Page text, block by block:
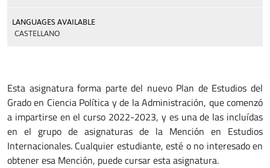
LANGUAGES AVAILABLE
CASTELLANO
Esta asignatura forma parte del nuevo Plan de Estudios del
Grado en Ciencia Política y de la Administración, que comenzó
a impartirse en el curso 2022-2023, y es una de las incluídas
en el grupo de asignaturas de la Mención en Estudios
Internacionales. Cualquier estudiante, esté o no interesado en
obtener esa Mención, puede cursar esta asignatura.